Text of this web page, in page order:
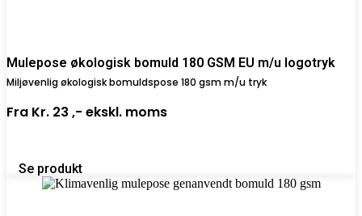
Mulepose økologisk bomuld 180 GSM EU m/u logotryk
Miljøvenlig økologisk bomuldspose 180 gsm m/u tryk
Fra Kr. 23 ,- ekskl. moms
Se produkt